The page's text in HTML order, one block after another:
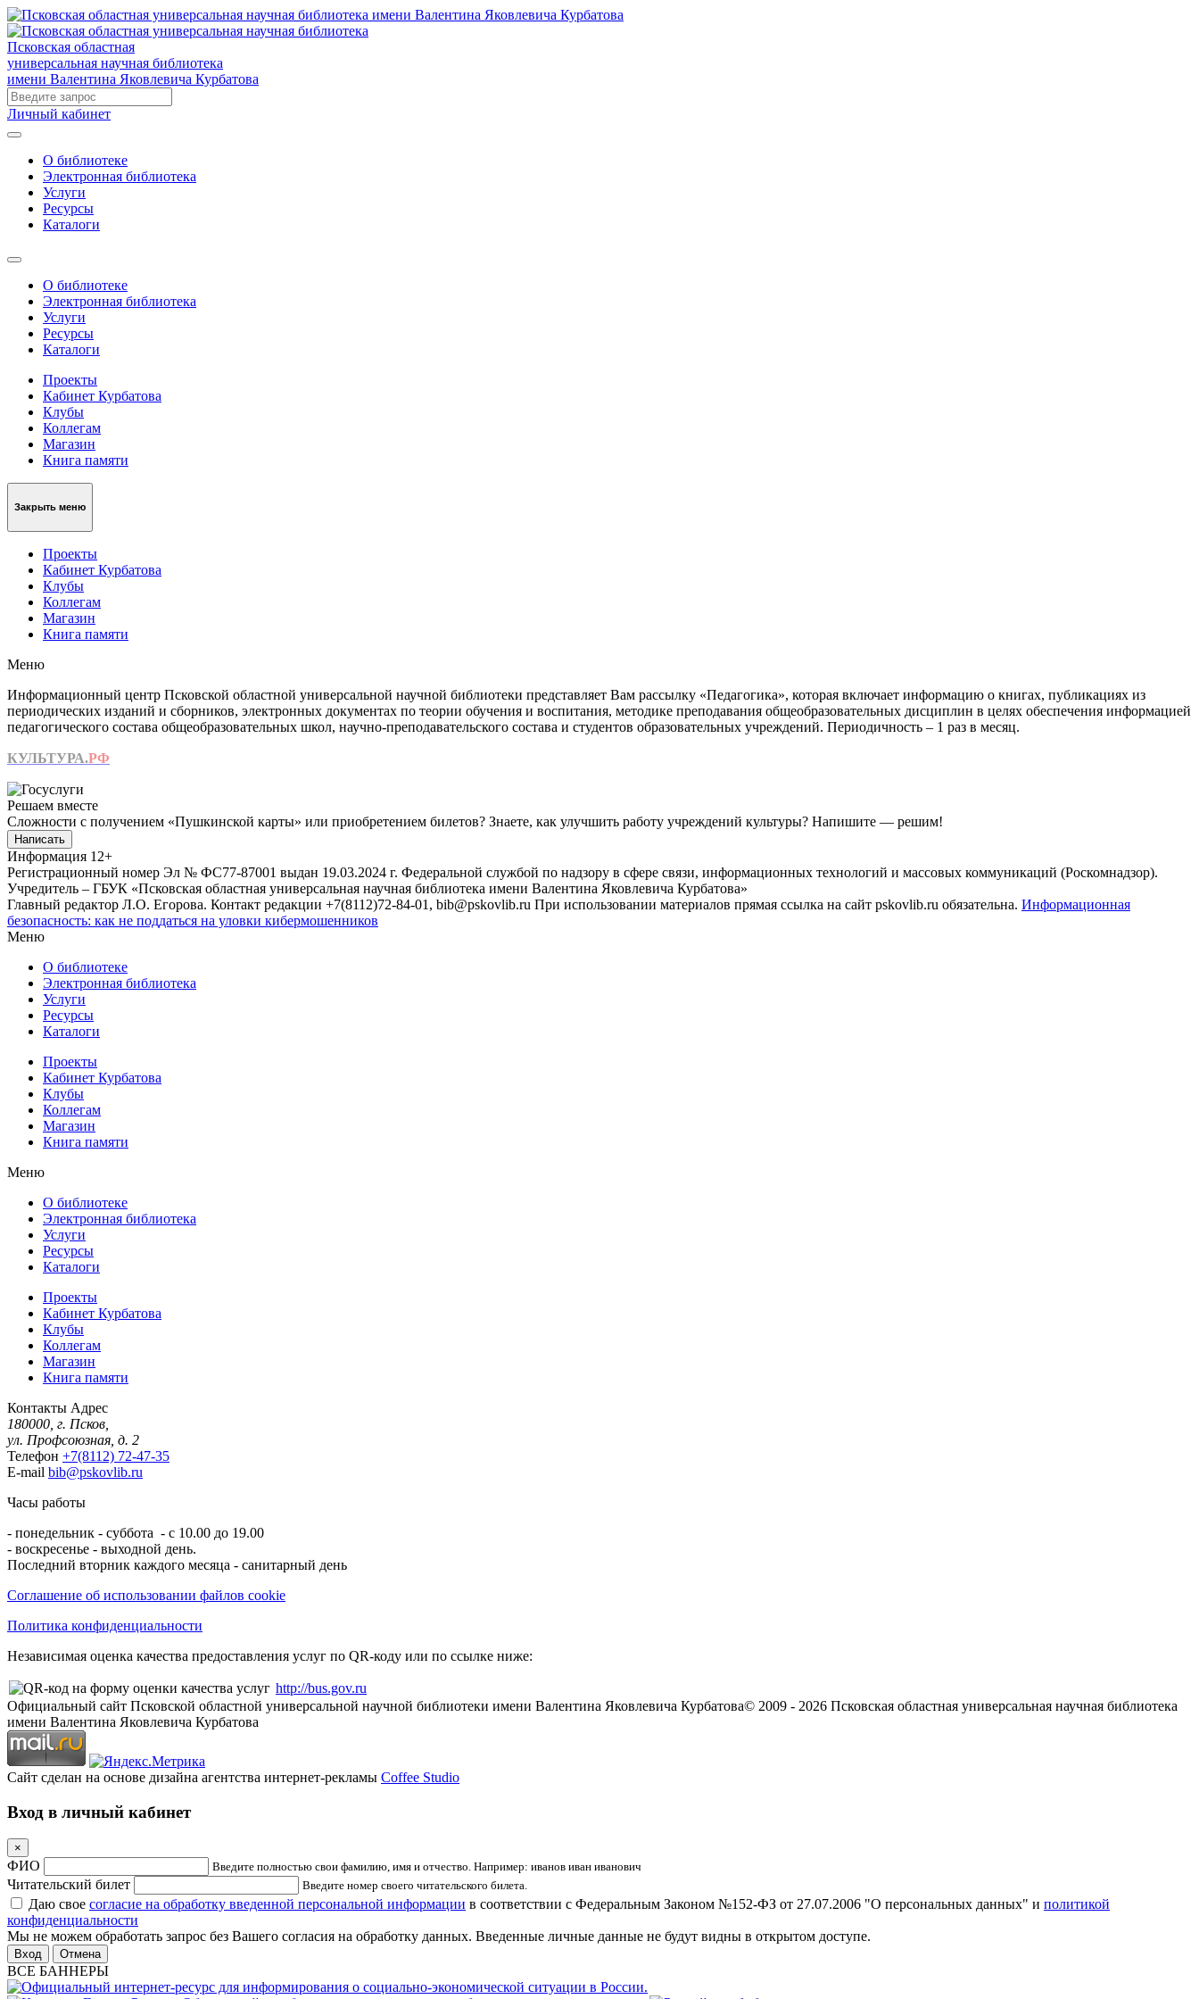
Псковская областная
универсальная научная библиотека
имени Валентина Яковлевича Курбатова
Личный кабинет
О библиотеке
Электронная библиотека
Услуги
Ресурсы
Каталоги
О библиотеке
Электронная библиотека
Услуги
Ресурсы
Каталоги
Проекты
Кабинет Курбатова
Клубы
Коллегам
Магазин
Книга памяти
Закрыть меню
Проекты
Кабинет Курбатова
Клубы
Коллегам
Магазин
Книга памяти
Меню
Информационный центр Псковской областной универсальной научной библиотеки представляет Вам рассылку «Педагогика», которая включает информацию о книгах, публикациях из
периодических изданий и сборников, электронных документах по теории обучения и воспитания, методике преподавания общеобразовательных дисциплин в целях обеспечения информацией
педагогического состава общеобразовательных школ, научно-преподавательского состава и студентов образовательных учреждений. Периодичность – 1 раз в месяц.
КУЛЬТУРА.РФ
Решаем вместе
Сложности с получением «Пушкинской карты» или приобретением билетов? Знаете, как улучшить работу учреждений культуры? Напишите — решим!
Написать
Информация 12+
Регистрационный номер Эл № ФС77-87001 выдан 19.03.2024 г. Федеральной службой по надзору в сфере связи, информационных технологий и массовых коммуникаций (Роскомнадзор).
Учредитель – ГБУК «Псковская областная универсальная научная библиотека имени Валентина Яковлевича Курбатова»
Главный редактор Л.О. Егорова. Контакт редакции +7(8112)72-84-01, bib@pskovlib.ru При использовании материалов прямая ссылка на сайт pskovlib.ru обязательна. Информационная
безопасность: как не поддаться на уловки кибермошенников
Меню
О библиотеке
Электронная библиотека
Услуги
Ресурсы
Каталоги
Проекты
Кабинет Курбатова
Клубы
Коллегам
Магазин
Книга памяти
Меню
О библиотеке
Электронная библиотека
Услуги
Ресурсы
Каталоги
Проекты
Кабинет Курбатова
Клубы
Коллегам
Магазин
Книга памяти
Контакты Адрес
180000, г. Псков,
ул. Профсоюзная, д. 2
Телефон +7(8112) 72-47-35
E-mail bib@pskovlib.ru
Часы работы
- понедельник - суббота - с 10.00 до 19.00
- воскресенье - выходной день.
Последний вторник каждого месяца - санитарный день
Соглашение об использовании файлов cookie
Политика конфиденциальности
Независимая оценка качества предоставления услуг по QR-коду или по ссылке ниже:
http://bus.gov.ru
Официальный сайт Псковской областной универсальной научной библиотеки имени Валентина Яковлевича Курбатова© 2009 - 2026 Псковская областная универсальная научная библиотека
имени Валентина Яковлевича Курбатова
Сайт сделан на основе дизайна агентства интернет-рекламы Coffee Studio
Вход в личный кабинет
×
ФИО Введите полностью свои фамилию, имя и отчество. Например: иванов иван иванович
Читательский билет Введите номер своего читательского билета.
Даю свое согласие на обработку введенной персональной информации в соответствии с Федеральным Законом №152-ФЗ от 27.07.2006 "О персональных данных" и политикой
конфиденциальности
Мы не можем обработать запрос без Вашего согласия на обработку данных. Введенные личные данные не будут видны в открытом доступе.
Отмена
ВСЕ БАННЕРЫ